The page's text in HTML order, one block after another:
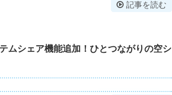
記事を読む
ムシェア機能追加！ひとつながりの空シ